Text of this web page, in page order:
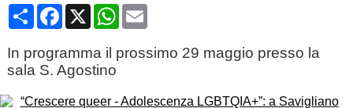
CondividiFacebook
X WhatsApp
Email
In programma il prossimo 29 maggio presso la
sala S. Agostino